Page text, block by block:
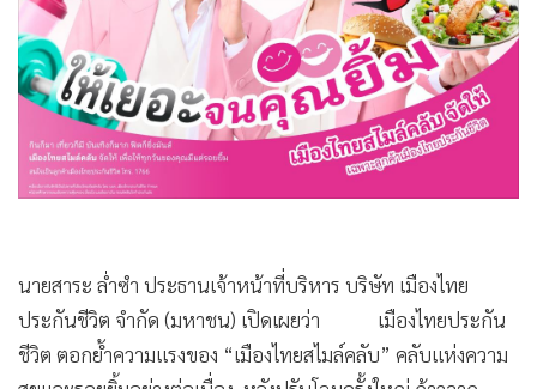
การเมือง
• ท่องเที่ยว
• กีฬา
ต่างประเทศ
Special Scoop
• ชุมชน-คุณภาพชีวิต
• อาชญากรรม
• Motoring
นายสาระ ล่ำซำ ประธานเจ้าหน้าที่บริหาร บริษัท เมืองไทย
ประกันชีวิต จำกัด (มหาชน) เปิดเผยว่า เมืองไทยประกัน
ชีวิต ตอกย้ำความแรงของ “เมืองไทยสไมล์คลับ” คลับแห่งความ